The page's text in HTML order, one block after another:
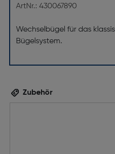
ArtNr.: 430067890
Wechselbügel für das
Bügelsystem.
Zubehör